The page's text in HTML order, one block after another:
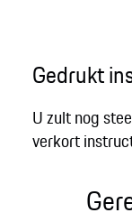
Gedrukt
U zult nog
verkort